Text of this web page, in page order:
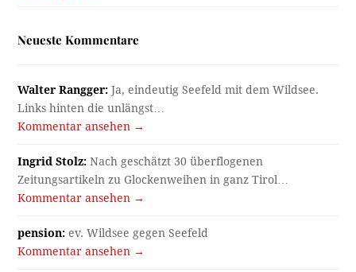
Neueste Kommentare
Walter Rangger: Ja, eindeutig Seefeld mit dem Wildsee.
Links hinten die unlängst…
Kommentar ansehen →
Ingrid Stolz: Nach geschätzt 30 überflogenen
Zeitungsartikeln zu Glockenweihen in ganz Tirol…
Kommentar ansehen →
pension: ev. Wildsee gegen Seefeld
Kommentar ansehen →